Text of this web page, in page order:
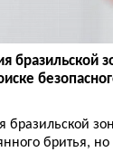
бразильской
бразильской
бритья,